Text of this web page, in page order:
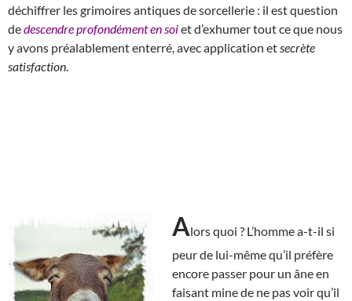
déchiffrer les grimoires antiques de sorcellerie : il est question
dedescendre profondément en soiet d’exhumer tout ce que nous
y avons préalablement enterré, avec application et secrète
satisfaction
Alors quoi ? L’homme a-t-il si
peur de lui-même qu’il préfère
encore passer pour un âne en
faisant mine de ne pas voir qu’il